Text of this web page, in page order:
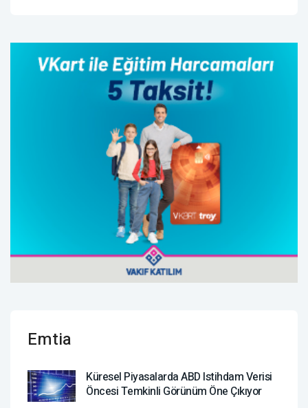
Emtia
Küresel Piyasalarda ABD Istihdam Verisi
Öncesi Temkinli Görünüm Öne Çıkıyor